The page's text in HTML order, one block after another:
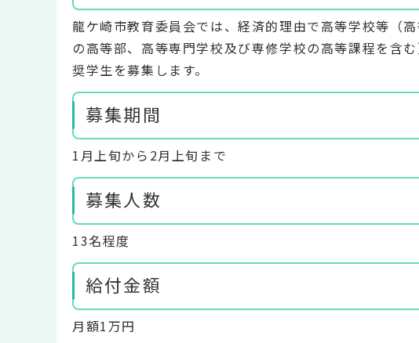
龍ケ崎市教育委員会では、経済的理由で高等学校等（
の高等部、高等専門学校及び専修学校の高等課程を含
奨学生を募集します。
募集期間
1月上旬から2月上旬まで
募集人数
13名程度
給付金額
月額1万円